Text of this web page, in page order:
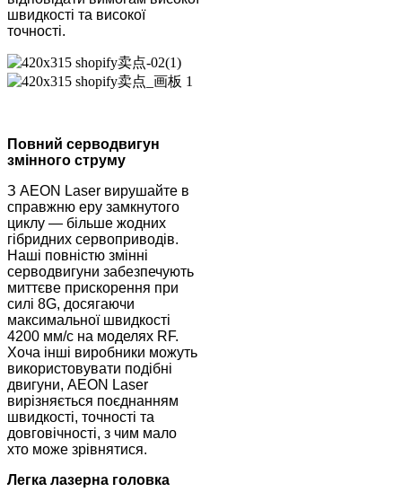
швидкості та високої
точності.
Повний серводвигун
змінного струму
З AEON Laser вирушайте в
справжню еру замкнутого
циклу — більше жодних
гібридних сервоприводів.
Наші повністю змінні
серводвигуни забезпечують
миттєве прискорення при
силі 8G, досягаючи
максимальної швидкості
4200 мм/с на моделях RF.
Хоча інші виробники можуть
використовувати подібні
двигуни, AEON Laser
вирізняється поєднанням
швидкості, точності та
довговічності, з чим мало
хто може зрівнятися.
Легка лазерна головка